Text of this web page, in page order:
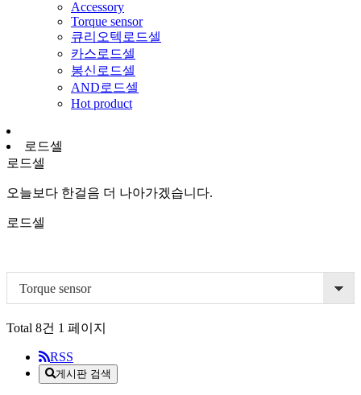
Accessory
Torque sensor
큐리오텍로드셀
카스로드셀
봉신로드셀
AND로드셀
Hot product
로드셀
로드셀
오늘보다 한걸음 더 나아가겠습니다.
로드셀
Torque sensor
Total 8건 1 페이지
RSS
게시판 검색